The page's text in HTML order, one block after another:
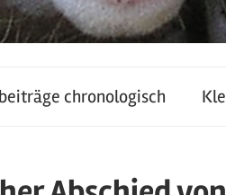
chronologisch